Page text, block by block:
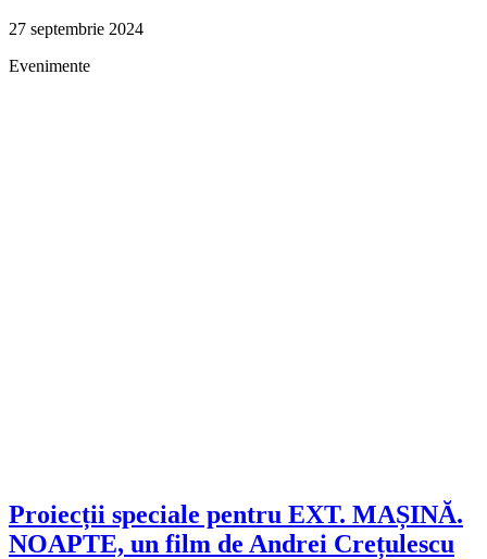
27 septembrie 2024
Evenimente
Proiecții speciale pentru EXT. MAȘINĂ.
NOAPTE, un film de Andrei Crețulescu